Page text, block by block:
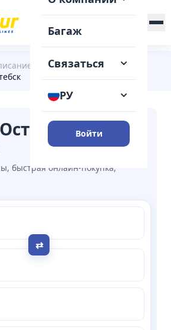
Багаж
Связаться
РУ
Войти
Остров
→
быстрая онлайн-покупка,
⇄